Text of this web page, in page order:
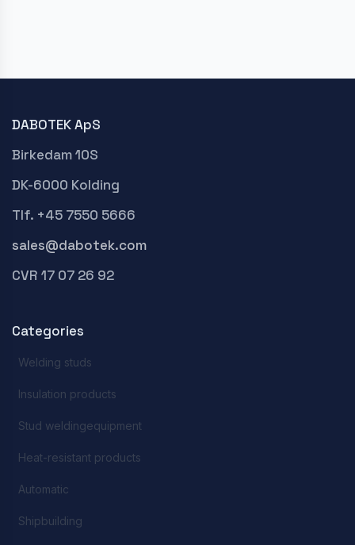
DABOTEK ApS
Birkedam 10S
DK-6000 Kolding
Tlf. +45 7550 5666
sales@dabotek.com
CVR 17 07 26 92
Categories
Welding studs
Insulation products
Stud weldingequipment
Heat-resistant products
Automatic
Shipbuilding